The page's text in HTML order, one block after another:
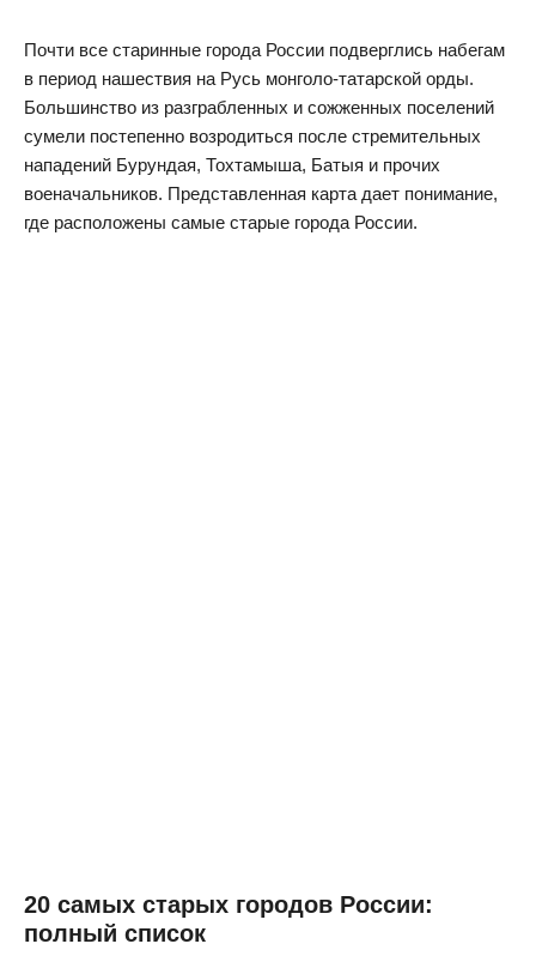
Почти все старинные города России подверглись набегам
в период нашествия на Русь монголо-татарской орды.
Большинство из разграбленных и сожженных поселений
сумели постепенно возродиться после стремительных
нападений Бурундая, Тохтамыша, Батыя и прочих
военачальников. Представленная карта дает понимание,
где расположены самые старые города России.
20 самых старых городов России:
полный список